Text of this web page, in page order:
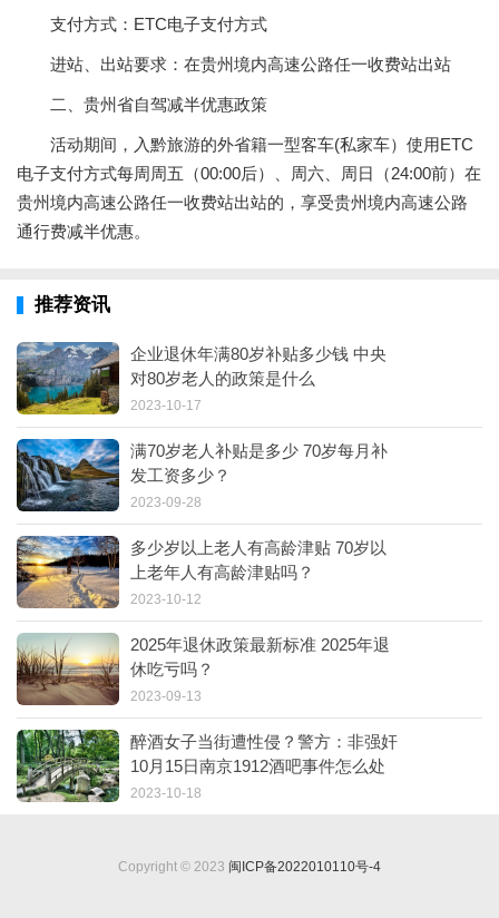
支付方式：ETC电子支付方式
进站、出站要求：在贵州境内高速公路任一收费站出站
二、贵州省自驾减半优惠政策
活动期间，入黔旅游的外省籍一型客车(私家车）使用ETC
电子支付方式每周周五（00:00后）、周六、周日（24:00前）在
贵州境内高速公路任一收费站出站的，享受贵州境内高速公路
通行费减半优惠。
推荐资讯
企业退休年满80岁补贴多少钱 中央
对80岁老人的政策是什么
2023-10-17
满70岁老人补贴是多少 70岁每月补
发工资多少？
2023-09-28
多少岁以上老人有高龄津贴 70岁以
上老年人有高龄津贴吗？
2023-10-12
2025年退休政策最新标准 2025年退
休吃亏吗？
2023-09-13
醉酒女子当街遭性侵？警方：非强奸
10月15日南京1912酒吧事件怎么处
理
2023-10-18
Copyright © 2023 闽ICP备2022010110号-4